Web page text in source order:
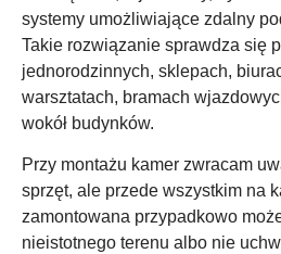
systemy umożliwiające zdalny
Takie rozwiązanie sprawdza się
jednorodzinnych, sklepach,
warsztatach, bramach
wokół budynków.
Przy montażu kamer zwracam
sprzęt, ale przede wszystkim na
zamontowana przypadkowo
nieistotnego terenu albo nie